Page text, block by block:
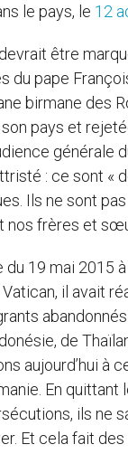
le pays, le 12
être
du pape
birmane des
pays et
générale
: ce sont «
Ils ne sont
nos frères et
du 19 mai 2015
il avait
de
aujourd’hui à
En quittant
ils ne
Et cela fait des